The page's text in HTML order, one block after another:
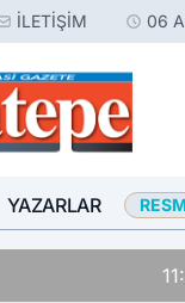
İLETIŞIM 06
YAZARLAR
Afyon'da